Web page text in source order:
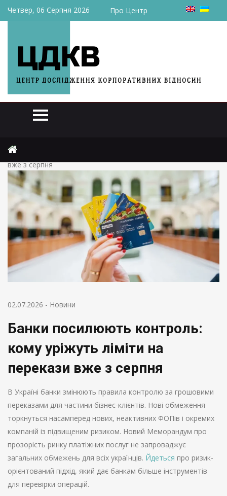
Четвер, 06 Серпня 2026 Про Центр
Банки посилюють контроль: кому уріжуть ліміти на перекази
вже з серпня
02.07.2026 - Новини
Банки посилюють контроль:
кому уріжуть ліміти на
перекази вже з серпня
В Україні банки змінюють правила контролю за грошовими
переказами для частини бізнес-клієнтів. Нові обмеження
торкнуться насамперед нових, неактивних ФОПів і окремих
компаній із підвищеним ризиком. Новий Меморандум про
прозорість ринку платіжних послуг не запроваджує
загальних обмежень для всіх українців. Йдеться про ризик-
орієнтований підхід, який дає банкам більше інструментів
для перевірки операцій.